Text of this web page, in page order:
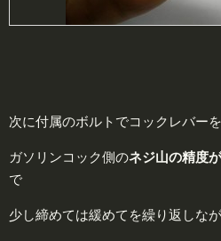
次に付属のボルトでコックレバー
ガソリンコック側のネジ山の精度
で
少し締めては緩めてを繰り返しな